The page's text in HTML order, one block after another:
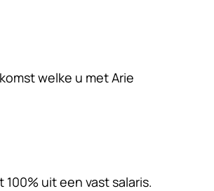
welke u met Arie
uit een vast salaris.